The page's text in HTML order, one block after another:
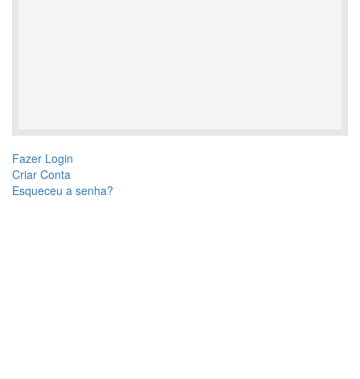
Fazer Login
Criar Conta
Esqueceu a senha?